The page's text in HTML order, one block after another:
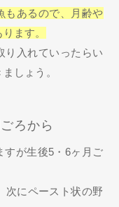
もあるので、月齢や
ます。
り入れていったらい
しょう。
ろから
すが生後5・6ヶ月ご
次にペースト状の野